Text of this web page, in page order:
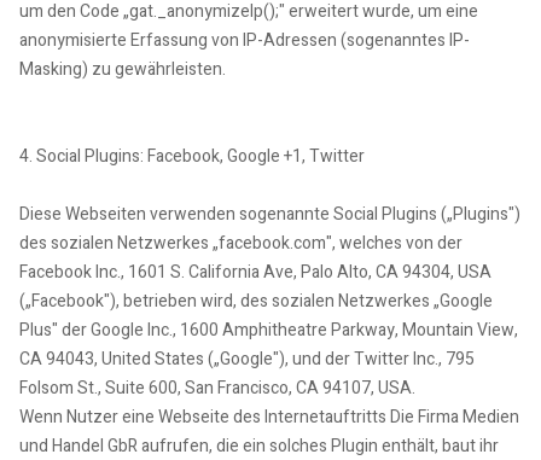
um den Code „gat._anonymizeIp();" erweitert wurde, um eine
anonymisierte Erfassung von IP-Adressen (sogenanntes IP-
Masking) zu gewährleisten.
4. Social Plugins: Facebook, Google +1, Twitter
Diese Webseiten verwenden sogenannte Social Plugins („Plugins")
des sozialen Netzwerkes „facebook.com", welches von der
Facebook Inc., 1601 S. California Ave, Palo Alto, CA 94304, USA
(„Facebook"), betrieben wird, des sozialen Netzwerkes „Google
Plus" der Google Inc., 1600 Amphitheatre Parkway, Mountain View,
CA 94043, United States („Google"), und der Twitter Inc., 795
Folsom St., Suite 600, San Francisco, CA 94107, USA.
Wenn Nutzer eine Webseite des Internetauftritts Die Firma Medien
und Handel GbR aufrufen, die ein solches Plugin enthält, baut ihr